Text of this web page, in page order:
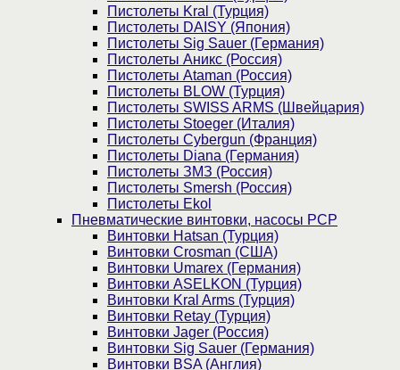
Пистолеты Kral (Турция)
Пистолеты DAISY (Япония)
Пистолеты Sig Sauer (Германия)
Пистолеты Аникс (Россия)
Пистолеты Ataman (Россия)
Пистолеты BLOW (Турция)
Пистолеты SWISS ARMS (Швейцария)
Пистолеты Stoeger (Италия)
Пистолеты Cybergun (Франция)
Пистолеты Diana (Германия)
Пистолеты ЗМЗ (Россия)
Пистолеты Smersh (Россия)
Пистолеты Ekol
Пневматические винтовки, насосы PCP
Винтовки Hatsan (Турция)
Винтовки Crosman (США)
Винтовки Umarex (Германия)
Винтовки ASELKON (Турция)
Винтовки Kral Arms (Турция)
Винтовки Retay (Турция)
Винтовки Jager (Россия)
Винтовки Sig Sauer (Германия)
Винтовки BSA (Англия)